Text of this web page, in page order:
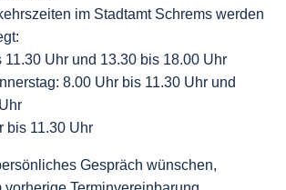
im Stadtamt Schrems werden
11.30 Uhr und 13.30 bis 18.00 Uhr
8.00 Uhr bis 11.30 Uhr und
bis 11.30 Uhr
Gespräch wünschen,